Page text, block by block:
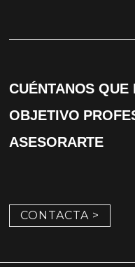
CUÉNTANOS QUE
OBJETIVO
ASESORARTE
CONTACTA >